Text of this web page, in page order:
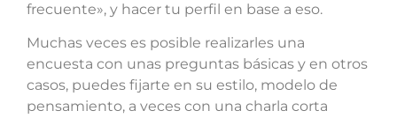
frecuente», y hacer tu perfil en base a eso.
Muchas veces es posible realizarles una
encuesta con unas preguntas básicas y en otros
casos, puedes fijarte en su estilo, modelo de
pensamiento, a veces con una charla corta